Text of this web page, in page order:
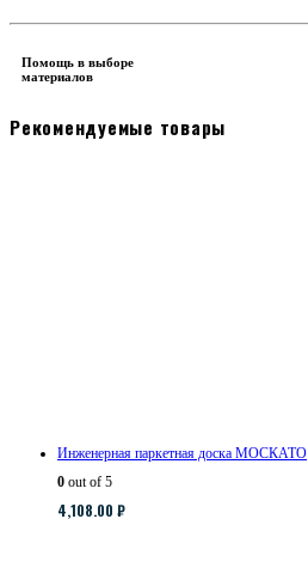
Помощь в выборе
материалов
Рекомендуемые товары
Инженерная паркетная доска МОСКАТО
0 out of 5
4,108.00 ₽